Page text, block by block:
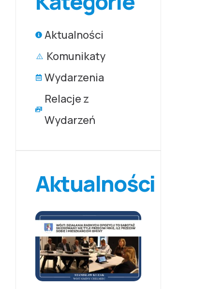
Aktualności
Komunikaty
Wydarzenia
Relacje z
Wydarzeń
Aktualności